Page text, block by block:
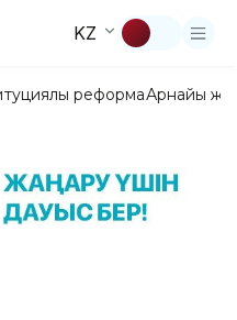
KZ
реформаАрнайы